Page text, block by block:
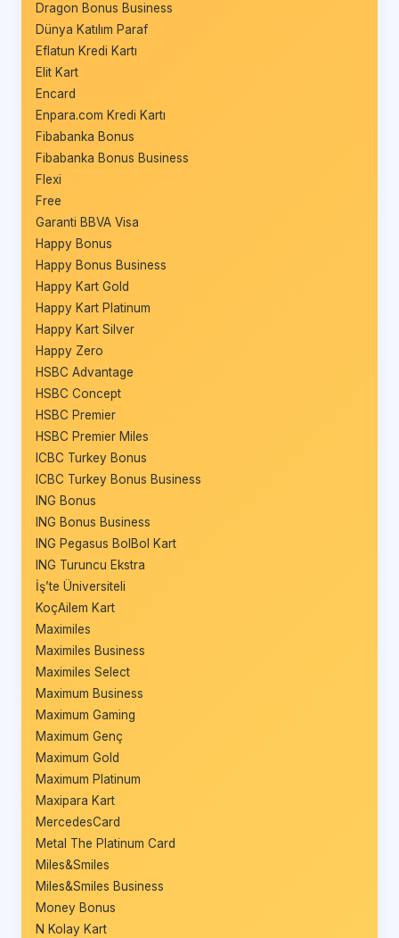
Dragon Bonus Business
Dünya Katılım Paraf
Eflatun Kredi Kartı
Elit Kart
Encard
Enpara.com Kredi Kartı
Fibabanka Bonus
Fibabanka Bonus Business
Flexi
Free
Garanti BBVA Visa
Happy Bonus
Happy Bonus Business
Happy Kart Gold
Happy Kart Platinum
Happy Kart Silver
Happy Zero
HSBC Advantage
HSBC Concept
HSBC Premier
HSBC Premier Miles
ICBC Turkey Bonus
ICBC Turkey Bonus Business
ING Bonus
ING Bonus Business
ING Pegasus BolBol Kart
ING Turuncu Ekstra
İş’te Üniversiteli
KoçAilem Kart
Maximiles
Maximiles Business
Maximiles Select
Maximum Business
Maximum Gaming
Maximum Genç
Maximum Gold
Maximum Platinum
Maxipara Kart
MercedesCard
Metal The Platinum Card
Miles&Smiles
Miles&Smiles Business
Money Bonus
N Kolay Kart